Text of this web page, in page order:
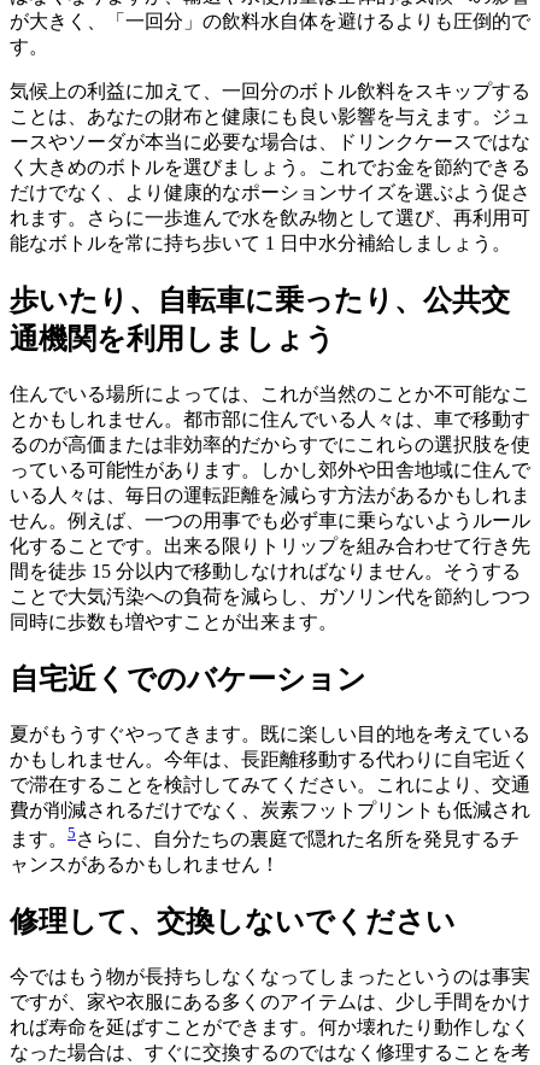
が大きく、「一回分」の飲料水自体を避けるよりも圧倒的で
す。
気候上の利益に加えて、一回分のボトル飲料をスキップする
ことは、あなたの財布と健康にも良い影響を与えます。ジュ
ースやソーダが本当に必要な場合は、ドリンクケースではな
く大きめのボトルを選びましょう。これでお金を節約できる
だけでなく、より健康的なポーションサイズを選ぶよう促さ
れます。さらに一歩進んで水を飲み物として選び、再利用可
能なボトルを常に持ち歩いて 1 日中水分補給しましょう。
歩いたり、自転車に乗ったり、公共交
通機関を利用しましょう
住んでいる場所によっては、これが当然のことか不可能なこ
とかもしれません。都市部に住んでいる人々は、車で移動す
るのが高価または非効率的だからすでにこれらの選択肢を使
っている可能性があります。しかし郊外や田舎地域に住んで
いる人々は、毎日の運転距離を減らす方法があるかもしれま
せん。例えば、一つの用事でも必ず車に乗らないようルール
化することです。出来る限りトリップを組み合わせて行き先
間を徒歩 15 分以内で移動しなければなりません。そうする
ことで大気汚染への負荷を減らし、ガソリン代を節約しつつ
同時に歩数も増やすことが出来ます。
自宅近くでのバケーション
夏がもうすぐやってきます。既に楽しい目的地を考えている
かもしれません。今年は、長距離移動する代わりに自宅近く
で滞在することを検討してみてください。これにより、交通
費が削減されるだけでなく、炭素フットプリントも低減され
ます。 5 さらに、自分たちの裏庭で隠れた名所を発見するチ
ャンスがあるかもしれません！
修理して、交換しないでください
今ではもう物が長持ちしなくなってしまったというのは事実
ですが、家や衣服にある多くのアイテムは、少し手間をかけ
れば寿命を延ばすことができます。何か壊れたり動作しなく
なった場合は、すぐに交換するのではなく修理することを考